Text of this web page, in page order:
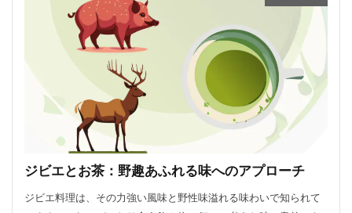
ジビエとお茶：野趣あふれる味へのアプローチ
ジビエ料理は、その力強い風味と野性味溢れる味わいで知られて